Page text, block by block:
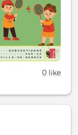
0 like